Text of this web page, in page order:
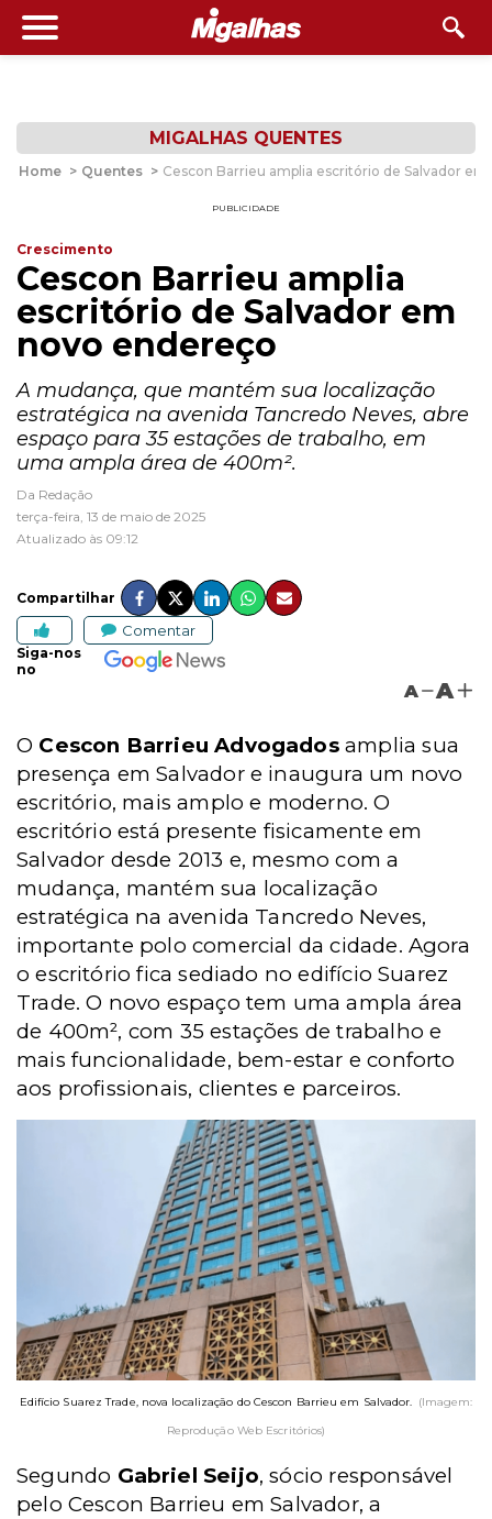
MIGALHAS QUENTES
Home > Quentes > Cescon Barrieu amplia escritório de Salvador
PUBLICIDADE
Crescimento
Cescon Barrieu amplia
escritório de Salvador em
novo endereço
A mudança, que mantém sua localização
estratégica na avenida Tancredo Neves, abre
espaço para 35 estações de trabalho, em
uma ampla área de 400m².
Da Redação
terça-feira, 13 de maio de 2025
Atualizado às 09:12
Compartilhar
Comentar
Siga-nos
no
A A
O Cescon Barrieu Advogadosamplia sua
presença em Salvador e inaugura um novo
escritório, mais amplo e moderno. O
escritório está presente fisicamente em
Salvador desde 2013 e, mesmo com a
mudança, mantém sua localização
estratégica na avenida Tancredo Neves,
importante polo comercial da cidade. Agora
o escritório fica sediado no edifício Suarez
Trade. O novo espaço tem uma ampla área
de 400m², com 35 estações de trabalho e
mais funcionalidade, bem-estar e conforto
aos profissionais, clientes e parceiros.
Edifício Suarez Trade, nova localização do Cescon Barrieu em Salvador. (Imagem:
Reprodução Web Escritórios)
Segundo Gabriel Seijo, sócio responsável
pelo Cescon Barrieu em Salvador, a